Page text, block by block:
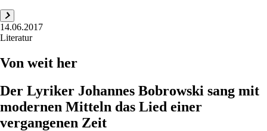
14.06.2017
Literatur
Von weit her
Der Lyriker Johannes Bobrowski sang mit
modernen Mitteln das Lied einer
vergangenen Zeit